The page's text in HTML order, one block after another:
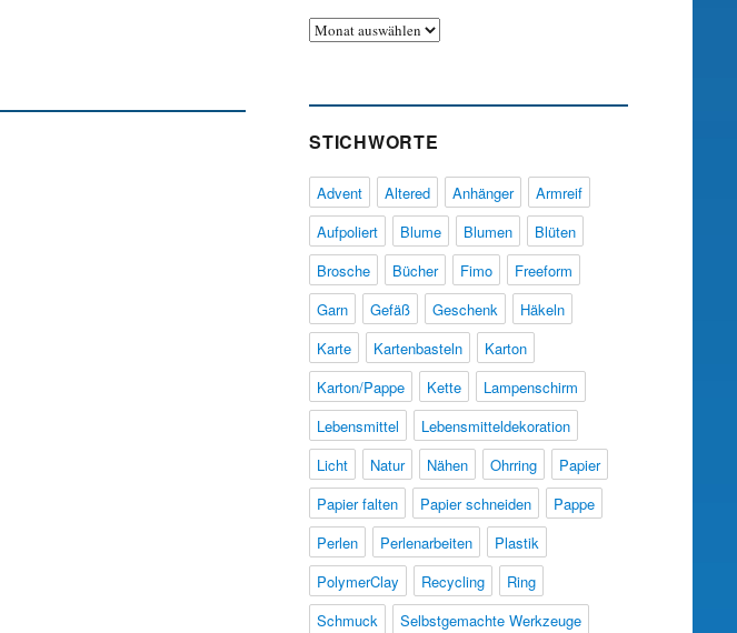
Archiv
STICHWORTE
Advent Altered Anhänger
Armreif
Aufpoliert
Blume Blumen
Blüten
Brosche
Bücher Fimo
Freeform
Garn
Gefäß Geschenk
Häkeln
Karte
Kartenbasteln
Karton
Karton/Pappe
Kette
Lampenschirm
Lebensmittel
Lebensmitteldekoration
Licht
Natur Nähen Ohrring
Papier
Papier falten
Papier schneiden
Pappe
Perlen
Perlenarbeiten
Plastik
PolymerClay
Recycling
Ring
Schmuck
Selbstgemachte Werkzeuge